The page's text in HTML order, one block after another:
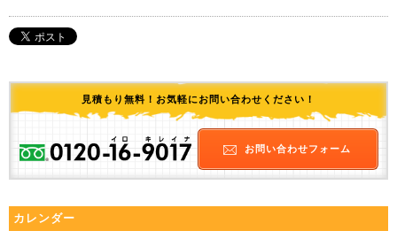
見積もり無料！お気軽にお問い合わせください！
お問い合わせフォーム
カレンダー